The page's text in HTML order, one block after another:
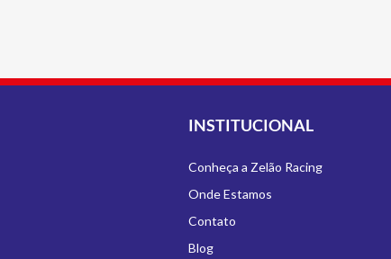
INSTITUCIONAL
Conheça a Zelão Racing
Onde Estamos
Contato
Blog